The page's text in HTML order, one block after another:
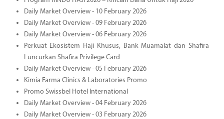
Daily Market Overview - 10 February 2026
Daily Market Overview - 09 February 2026
Daily Market Overview - 06 February 2026
Perkuat Ekosistem Haji Khusus, Bank Muamalat dan Shafira
Luncurkan Shafira Privilege Card
Daily Market Overview - 05 February 2026
Kimia Farma Clinics & Laboratories Promo
Promo Swissbel Hotel International
Daily Market Overview - 04 February 2026
Daily Market Overview - 03 February 2026